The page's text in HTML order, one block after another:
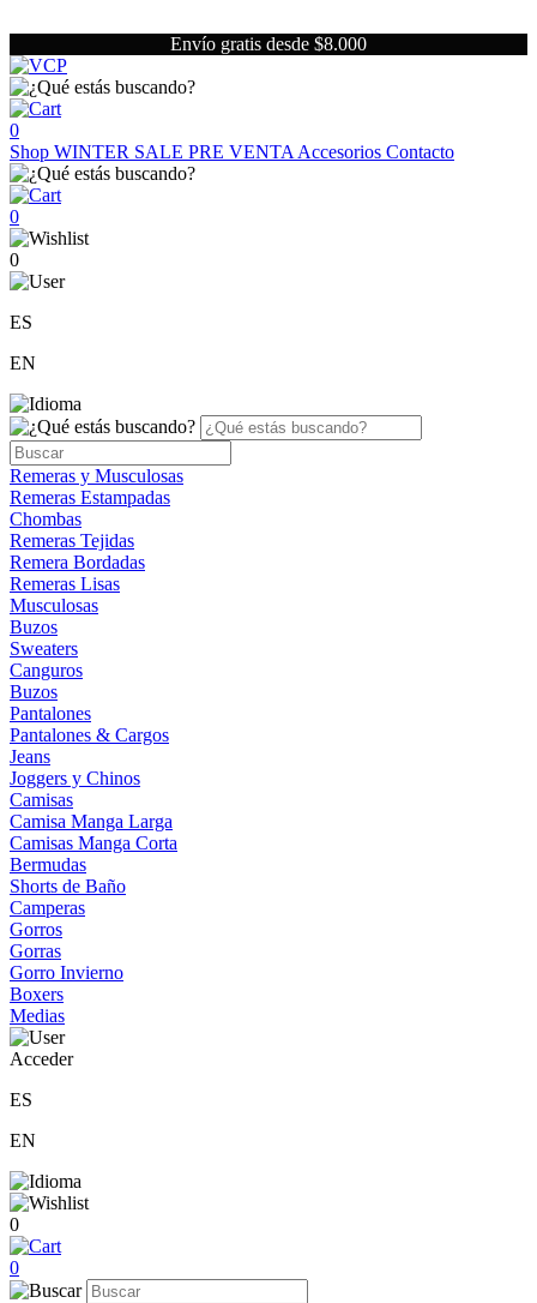
Envío gratis desde $8.000
0
Shop WINTER SALE PRE VENTA Accesorios Contacto
0
0
ES
EN
Remeras y Musculosas
Remeras Estampadas
Chombas
Remeras Tejidas
Remera Bordadas
Remeras Lisas
Musculosas
Buzos
Sweaters
Canguros
Buzos
Pantalones
Pantalones & Cargos
Jeans
Joggers y Chinos
Camisas
Camisa Manga Larga
Camisas Manga Corta
Bermudas
Shorts de Baño
Camperas
Gorros
Gorras
Gorro Invierno
Boxers
Medias
Acceder
ES
EN
0
0